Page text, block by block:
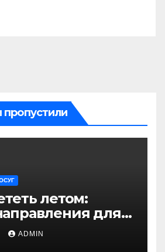
летом:
для
ADMIN